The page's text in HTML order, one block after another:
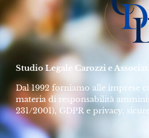
La Responsabilità Penale
➞
Avv. Rolando Dubini 10 Maggio